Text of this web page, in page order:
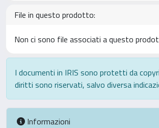
File in questo prodotto:
Non ci sono file associati a questo
I documenti in IRIS sono protetti da
diritti sono riservati, salvo diversa
Informazioni